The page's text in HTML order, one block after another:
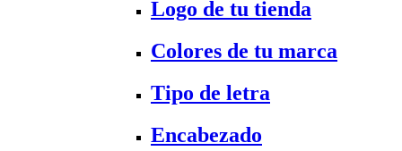
Logo de tu tienda
Colores de tu marca
Tipo de letra
Encabezado